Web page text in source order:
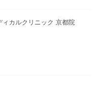
ィカルクリニック 京都院